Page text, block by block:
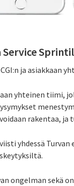
ja asiakkaan
yhteinen tiimi,
rakentaa, ja
yhdessä
ongelman sekä